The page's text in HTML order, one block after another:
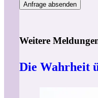
Weitere
Die Wahrheit